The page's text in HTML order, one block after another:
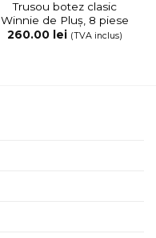
Trusou botez clasic
Winnie de Pluș, 8 piese
260.00
lei (TVA inclus)